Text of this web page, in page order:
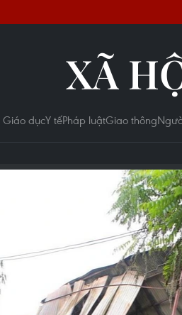
XÃ
Giáo dụcY tếPháp luậtGiao thông